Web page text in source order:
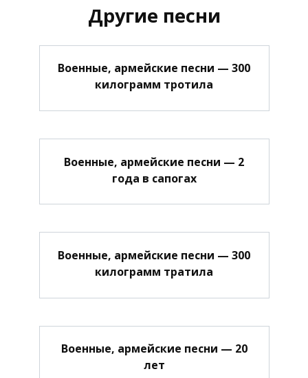
Другие песни
Военные, армейские песни — 300
килограмм тротила
Военные, армейские песни — 2
года в сапогах
Военные, армейские песни — 300
килограмм тратила
Военные, армейские песни — 20
лет